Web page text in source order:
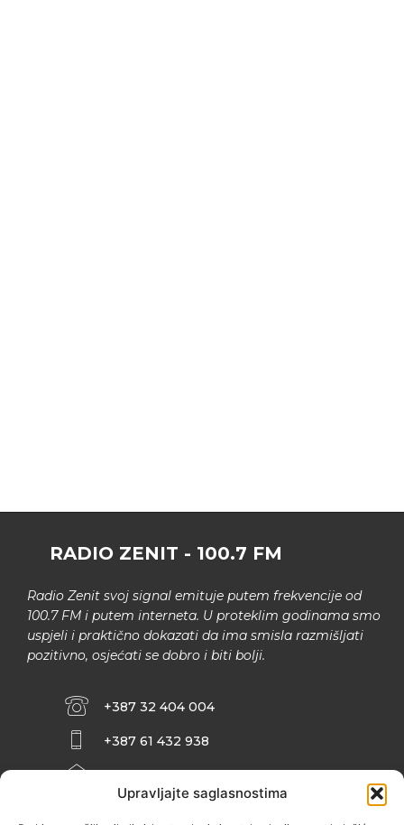
Upravljajte saglasnostima
RADIO ZENIT - 100.7 FM
Radio Zenit svoj signal emituje putem frekvencije od
100.7 FM i putem interneta. U proteklim godinama smo
uspjeli i praktično dokazati da ima smisla razmišljati
pozitivno, osjećati se dobro i biti bolji.
+387 32 404 004
+387 61 432 938
INFO@ZENIT.BA